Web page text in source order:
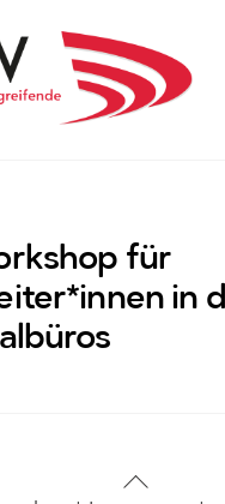
für
in
Back